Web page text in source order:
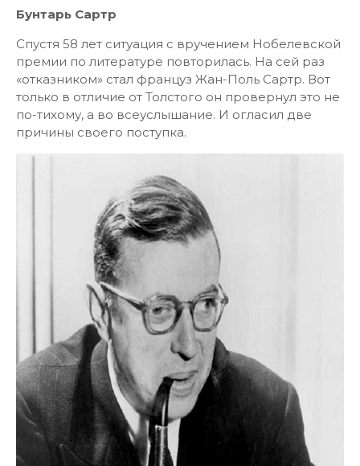
Бунтарь Сартр
Спустя 58 лет ситуация с вручением Нобелевской
премии по литературе повторилась. На сей раз
«отказником» стал француз Жан-Поль Сартр. Вот
только в отличие от Толстого он провернул это не
по-тихому, а во всеуслышание. И огласил две
причины своего поступка.